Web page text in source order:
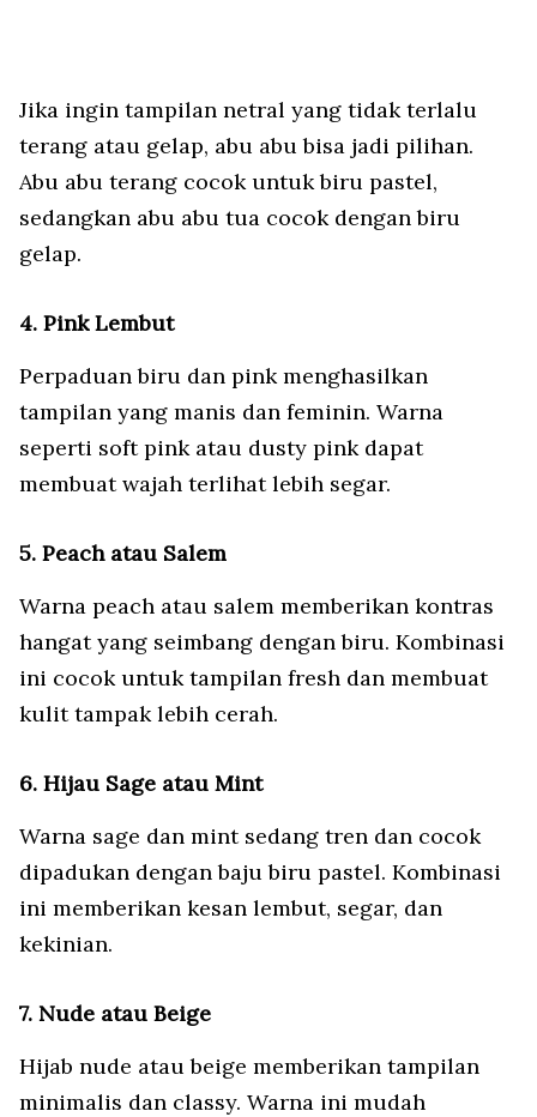
Jika ingin tampilan netral yang tidak terlalu
terang atau gelap, abu abu bisa jadi pilihan.
Abu abu terang cocok untuk biru pastel,
sedangkan abu abu tua cocok dengan biru
gelap.
4. Pink Lembut
Perpaduan biru dan pink menghasilkan
tampilan yang manis dan feminin. Warna
seperti soft pink atau dusty pink dapat
membuat wajah terlihat lebih segar.
5. Peach atau Salem
Warna peach atau salem memberikan kontras
hangat yang seimbang dengan biru. Kombinasi
ini cocok untuk tampilan fresh dan membuat
kulit tampak lebih cerah.
6. Hijau Sage atau Mint
Warna sage dan mint sedang tren dan cocok
dipadukan dengan baju biru pastel. Kombinasi
ini memberikan kesan lembut, segar, dan
kekinian.
7. Nude atau Beige
Hijab nude atau beige memberikan tampilan
minimalis dan classy. Warna ini mudah